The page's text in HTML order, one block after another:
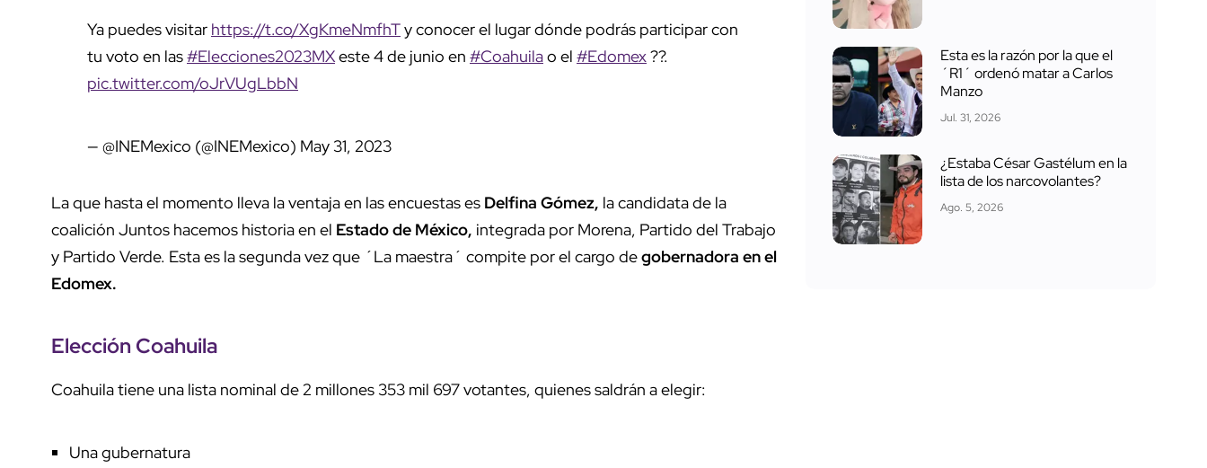
Ya puedes visitar https://t.co/XgKmeNmfhTy conocer el lugar dónde podrás participar con
tu voto en las#Elecciones2023MXeste 4 de junio en #Coahuilao el #Edomex??.
pic.twitter.com/oJrVUgLbbN
— @INEMexico (@INEMexico) May 31, 2023
La que hasta el momento lleva la ventaja en las encuestas es Delfina Gómez, la candidata de la
coalición Juntos hacemos historia en el Estado de México, integrada por Morena, Partido del Trabajo
y Partido Verde. Esta es la segunda vez que ´La maestra´ compite por el cargo degobernadora en el
Edomex.
Elección Coahuila
Coahuila tiene una lista nominal de 2 millones 353 mil 697 votantes, quienes saldrán a elegir:
Una gubernatura
Esta es la razón por la que el
´R1´ ordenó matar a Carlos
Manzo
Jul. 31, 2026
¿Estaba César Gastélum en la
lista de los narcovolantes?
Ago. 5, 2026